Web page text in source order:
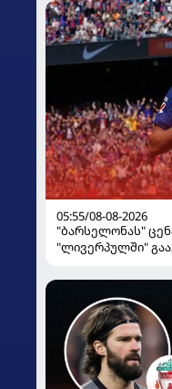
05:55/08-08-2026
"ბარსელონას"
"ლივერპულში"